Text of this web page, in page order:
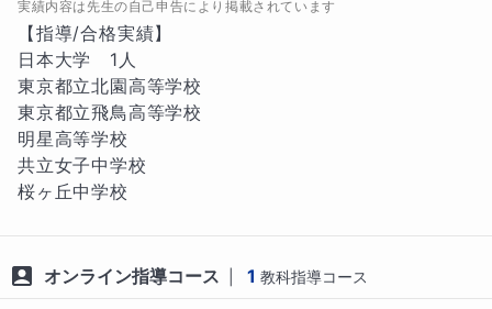
■指導方針・指導ポイント
まずは生徒さんが「どこまで理解しているか」とい
うことを把握します。そして、理解できていなかった
箇所まで戻り、そこから今やるべき単元までをしっか
りと穴埋めしていきます。
また、一度私が教えたことをもとに自分で内容を理
らいます。書くことだけではなく話すことで記憶が定
着しやすくなるためです。
実績内容は先生の自己申告により掲載されています
【指導/合格実績】
日本大学　1人
東京都立北園高等学校
東京都立飛鳥高等学校
明星高等学校
共立女子中学校
桜ヶ丘中学校
オンライン指導コース 1 教科指導コース